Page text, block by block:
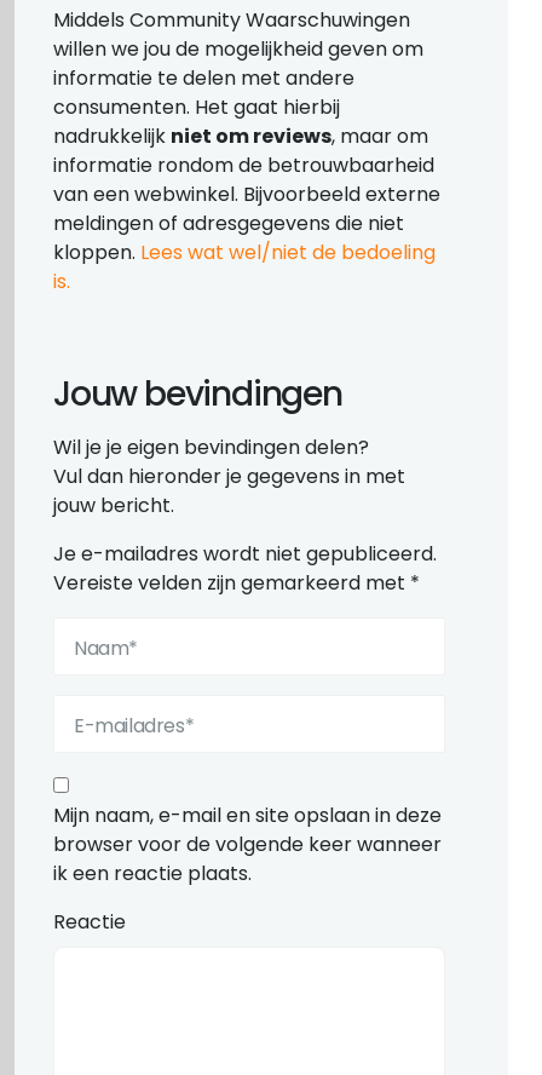
Middels Community Waarschuwingen
willen we jou de mogelijkheid geven om
informatie te delen met andere
consumenten. Het gaat hierbij
nadrukkelijk niet om reviews, maar om
informatie rondom de betrouwbaarheid
van een webwinkel. Bijvoorbeeld externe
meldingen of adresgegevens die niet
kloppen. Lees wat wel/niet de bedoeling
is.
Jouw bevindingen
Wil je je eigen bevindingen delen?
Vul dan hieronder je gegevens in met
jouw bericht.
Je e-mailadres wordt niet gepubliceerd.
Vereiste velden zijn gemarkeerd met *
Mijn naam, e-mail en site opslaan in deze
browser voor de volgende keer wanneer
ik een reactie plaats.
Reactie